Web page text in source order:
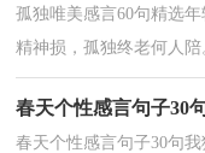
孤独唯美感言60句精选
精神损，孤独终老何人
美感言，一起来看看吧
春天个性感言句子30
春天个性感言句子30句